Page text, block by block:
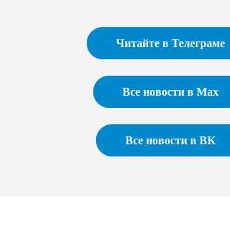
Читайте в Телеграме
Все новости в Max
Все новости в ВК